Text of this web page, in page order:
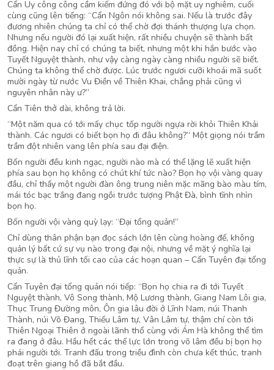
Cẩn Uy công công cầm kiếm đứng đó với bộ mặt uy nghiêm, cuối
cùng cũng lên tiếng: “Cẩn Ngôn nói không sai. Nếu là trước đây
đương nhiên chúng ta chỉ có thể chờ đợi thánh thượng lựa chọn.
Nhưng nếu người đó lại xuất hiện, rất nhiều chuyện sẽ thành bất
đồng. Hiện nay chỉ có chúng ta biết, nhưng một khi hắn bước vào
Tuyết Nguyệt thành, như vậy càng ngày càng nhiều người sẽ biết.
Chúng ta không thể chờ được. Lúc trước ngươi cưỡi khoái mã suốt
mười ngày từ nước Vu Điền về Thiên Khai, chẳng phải cũng vì
nguyên nhân này ư?”
Cẩn Tiên thở dài, không trả lời.
“Một năm qua có tới mấy chục tốp người ngựa rời khỏi Thiên Khải
thành. Các ngươi có biết bọn họ đi đâu không?” Một giọng nói trầm
trầm đột nhiên vang lên phía sau đại điện.
Bốn người đều kinh ngạc, người nào mà có thể lặng lẽ xuất hiện
phía sau bọn họ không có chút khí tức nào? Bọn họ vội vàng quay
đầu, chỉ thấy một người đàn ông trung niên mặc mãng bào màu tím,
mái tóc bạc trắng đang ngồi trước tượng Phật Đà, bình tĩnh nhìn
bọn họ.
Bốn người vội vàng quỳ lạy: “Đại tổng quản!”
Chỉ dùng thân phận bạn đọc sách lớn lên cùng hoàng đế, không
quản lý bất cứ sự vụ nào trong đại nội, nhưng về mặt ý nghĩa lại
thực sự là thủ lĩnh tối cao của các hoạn quan – Cẩn Tuyên đại tổng
quản.
Cẩn Tuyên đại tổng quản nói tiếp: “Bọn họ chia ra đi tới Tuyết
Nguyệt thành, Vô Song thành, Mộ Lương thành, Giang Nam Lôi gia,
Thục Trung Đường môn, Ôn gia lâu đời ở Lĩnh Nam, núi Thanh
Thành, núi Võ Đang, Thiếu Lâm tự, Vân Lâm tự, thậm chí còn tới
Thiên Ngoại Thiên ở ngoài lãnh thổ cùng với Ám Hà không thể tìm
ra đang ở đâu. Hầu hết các thế lực lớn trong võ lâm đều bị bọn họ
phái người tới. Tranh đấu trong triều đình còn chưa kết thúc, tranh
đoạt trên giang hồ đã bắt đầu.